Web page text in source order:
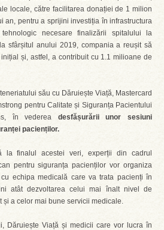
locale, către facilitarea donației de 1 milion
an, pentru a sprijini investiția în infrastructura
necesare finalizării spitalului la
sfârșitul anului 2019, compania a reușit să
și, astfel, a contribuit cu 1.1 milioane de
său cu Dăruiește Viață, Mastercard
pentru Calitate și Siguranța Pacientului
în vederea desfășurării unor sesiuni
pacienților.
la finalul acestei veri, experții din cadrul
pentru siguranța pacienților vor organiza
echipa medicală care va trata pacienți în
atât dezvoltarea celui mai înalt nivel de
și a celor mai bune servicii medicale.
Dăruiește Viață și medicii care vor lucra în